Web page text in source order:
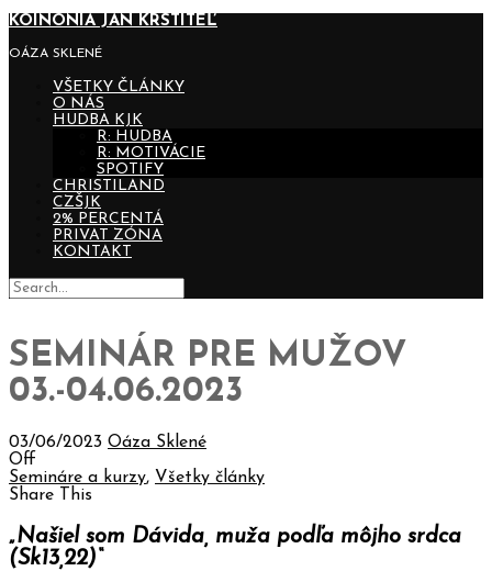
KOINONIA JÁN KRSTITEĽ
OÁZA SKLENÉ
VŠETKY ČLÁNKY
O NÁS
HUDBA KJK
R: HUDBA
R: MOTIVÁCIE
SPOTIFY
CHRISTILAND
CZŠJK
2% PERCENTÁ
PRIVAT ZÓNA
KONTAKT
SEMINÁR PRE MUŽOV
03.-04.06.2023
03/06/2023 Oáza Sklené
Off
Semináre a kurzy, Všetky články
Share This
„Našiel som Dávida, muža podľa môjho srdca
(Sk13,22)“